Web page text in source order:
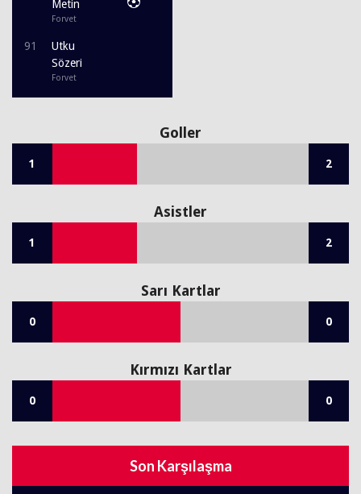
Metin
Forvet
91
Utku
Sözeri
Forvet
Goller
1 2
Asistler
1 2
Sarı Kartlar
0 0
Kırmızı Kartlar
0 0
Son Karşılaşma